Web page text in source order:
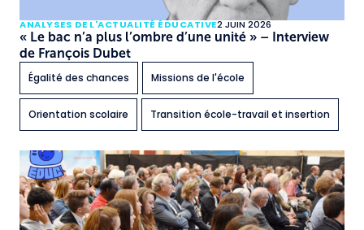
ANALYSES DE L'ACTUALITÉ ÉDUCATIVE2 JUIN 2026
« Le bac n’a plus l’ombre d’une unité » – Interview
de François Dubet
Égalité des chances
Missions de l'école
Orientation scolaire Transition école-travail et insertion